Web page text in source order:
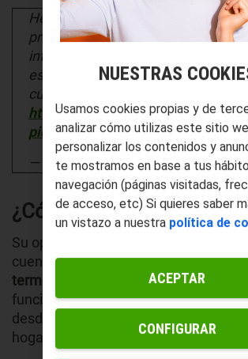
Hemos estado unos días fuera de
primera vez que tenemos un
inteligente. La temperatura bajó a
estos días, pero ayer la casa
cuando llegamos. El futuro sí era
https://t.co/HY4Z23dhU5
pic.twitter.com/YaQYvhZvB9
— bydiox (@bydiox)December 26,
¿Cómo funcionan?
Su operativa es muy sencilla, y
cuenta con unascaracterísticas
termostatos digitales
cumplen una
funcionalidades comunes y básicas,
desde una app y su conectividad a la
hogar.
NUESTRAS
Usamos cookies propias y de
analizar cómo utilizas este sitio
personalizar los contenidos y
te mostramos en base a tus
navegación (páginas visitadas,
de acceso, etc) Si quieres saber
un vistazo a nuestra política de
CONFIGURAR
ACEPTAR